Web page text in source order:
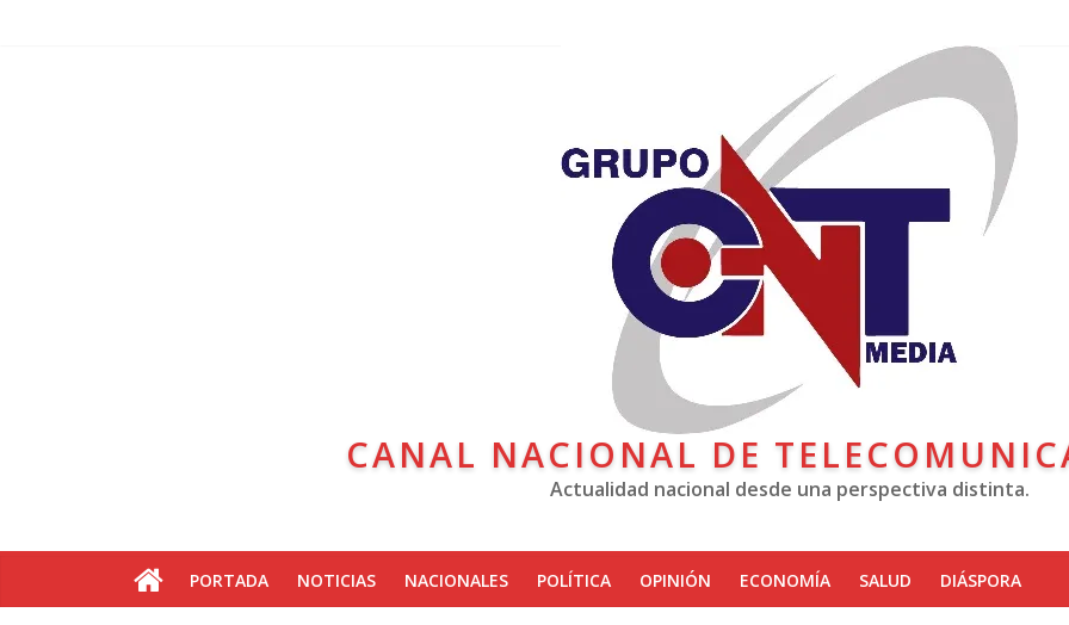
CANAL NACIONAL DE
Actualidad nacional desde una perspectiva distinta.
PORTADA NOTICIAS NACIONALES POLÍTICA OPINIÓN ECONOMÍA SALUD DIÁSPORA